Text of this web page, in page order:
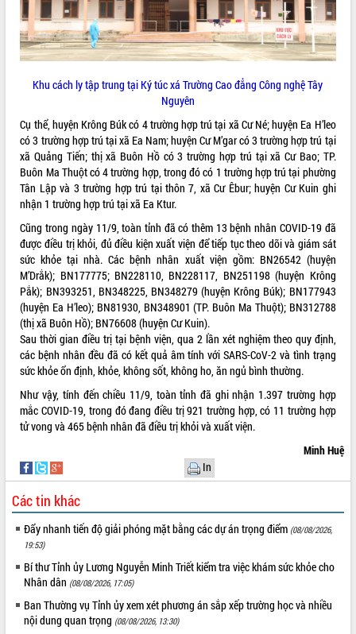
VIDEO
Loading the player...
Trailer Lễ hội Sầu riêng Đắk Lắk năm
2026
Khám bệnh, cấp phát thuốc miễn phí
và tặng quà người dân xã Cư Pui
Hội nghị UBND tỉnh Đắk Lắk thường kỳ
Lễ truy tặng danh hiệu “Bà Mẹ Việt
Nam Anh hùng” và trao Huân chương
Lao động
UBND tỉnh Đắk Lắk triển khai nhiệm
vụ 6 tháng cuối năm 2026
Kỳ họp thứ Hai, Hội đồng nhân dân
tỉnh khóa XI quyết nghị nhiều nội dung
quan trọng
Bí thư Tỉnh ủy Lương Nguyễn Minh
Triết thăm, tặng quà người có công với
ALBUM ẢNH
Khu cách ly tập trung tại Ký túc xá Trường Cao đẳng Công nghệ Tây
Nguyên
Cụ thể, huyện Krông Búk có 4 trường hợp trú tại xã Cư Né; huyện Ea H’leo
có 3 trường hợp trú tại xã Ea Nam; huyện Cư M’gar có 3 trường hợp trú tại
xã Quảng Tiến; thị xã Buôn Hồ có 3 trường hợp trú tại xã Cư Bao; TP.
Buôn Ma Thuột có 4 trường hợp, trong đó có 1 trường hợp trú tại phường
Tân Lập và 3 trường hợp trú tại thôn 7, xã Cư Êbur; huyện Cư Kuin ghi
nhận 1 trường hợp trú tại xã Ea Ktur.
Cũng trong ngày 11/9, toàn tỉnh đã có thêm 13 bệnh nhân COVID-19 đã
được điều trị khỏi, đủ điều kiện xuất viện để tiếp tục theo dõi và giám sát
sức khỏe tại nhà. Các bệnh nhân xuất viện gồm: BN26542 (huyện
M’Drắk); BN177775; BN228110, BN228117, BN251198 (huyện Krông
Pắk); BN393251, BN348225, BN348279 (huyện Krông Búk); BN177943
(huyện Ea H’leo); BN81930, BN348901 (TP. Buôn Ma Thuột); BN312788
(thị xã Buôn Hồ); BN76608 (huyện Cư Kuin).
Sau thời gian điều trị tại bệnh viện, qua 2 lần xét nghiệm theo quy định,
các bệnh nhân đều đã có kết quả âm tính với SARS-CoV-2 và tình trạng
sức khỏe ổn định, khỏe, không sốt, không ho, ăn ngủ bình thường.
Như vậy, tính đến chiều 11/9, toàn tỉnh đã ghi nhận 1.397 trường hợp
mắc COVID-19, trong đó đang điều trị 921 trường hợp, có 11 trường hợp
tử vong và 465 bệnh nhân đã điều trị khỏi và xuất viện.
Minh Huệ
In
Các tin khác
Đẩy nhanh tiến độ giải phóng mặt bằng các dự án trọng điểm (08/08/2026,
19:53)
Bí thư Tỉnh ủy Lương Nguyễn Minh Triết kiểm tra việc khám sức khỏe cho
Nhân dân (08/08/2026, 17:05)
Ban Thường vụ Tỉnh ủy xem xét phương án sắp xếp trường học và nhiều
nội dung quan trọng (08/08/2026, 13:30)